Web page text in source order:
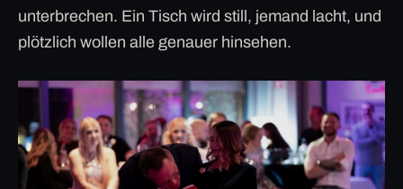
unterbrechen. Ein Tisch wird still, jemand lacht, und
plötzlich wollen alle genauer hinsehen.